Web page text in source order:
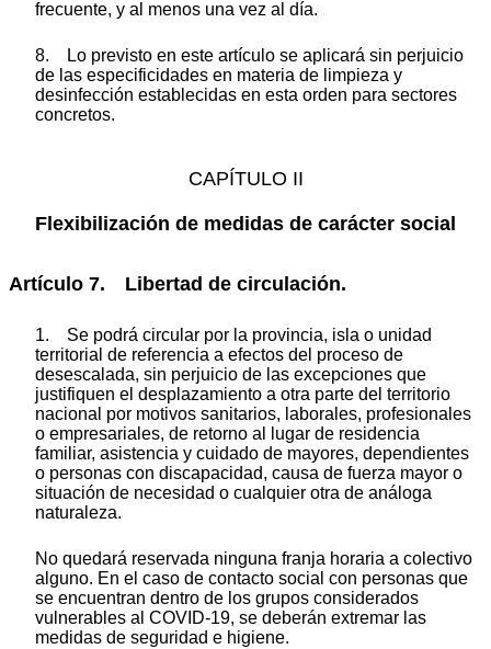
frecuente, y al menos una vez al día.
8. Lo previsto en este artículo se aplicará sin perjuicio
de las especificidades en materia de limpieza y
desinfección establecidas en esta orden para sectores
concretos.
CAPÍTULO II
Flexibilización de medidas de carácter social
Artículo 7. Libertad de circulación.
1. Se podrá circular por la provincia, isla o unidad
territorial de referencia a efectos del proceso de
desescalada, sin perjuicio de las excepciones que
justifiquen el desplazamiento a otra parte del territorio
nacional por motivos sanitarios, laborales, profesionales
o empresariales, de retorno al lugar de residencia
familiar, asistencia y cuidado de mayores, dependientes
o personas con discapacidad, causa de fuerza mayor o
situación de necesidad o cualquier otra de análoga
naturaleza.
No quedará reservada ninguna franja horaria a colectivo
alguno. En el caso de contacto social con personas que
se encuentran dentro de los grupos considerados
vulnerables al COVID-19, se deberán extremar las
medidas de seguridad e higiene.